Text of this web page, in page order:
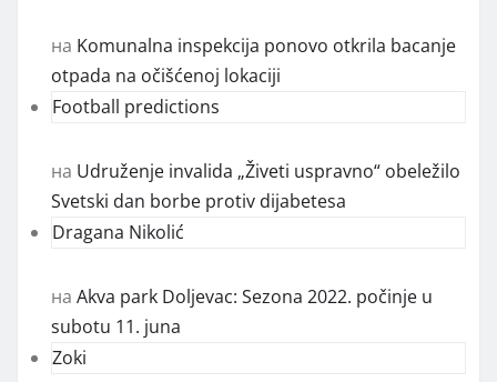
на Komunalna inspekcija ponovo otkrila bacanje
otpada na očišćenoj lokaciji
Football predictions
на Udruženje invalida „Živeti uspravno“ obeležilo
Svetski dan borbe protiv dijabetesa
Dragana Nikolić
на Akva park Doljevac: Sezona 2022. počinje u
subotu 11. juna
Zoki